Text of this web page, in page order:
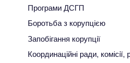
Програми ДСГП
Боротьба з корупцією
Запобігання корупції
Координаційні ради, комісії,